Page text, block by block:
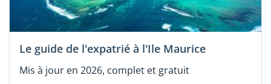
Le guide de l'expatrié à l'Ile Maurice
Mis à jour en 2026, complet et gratuit